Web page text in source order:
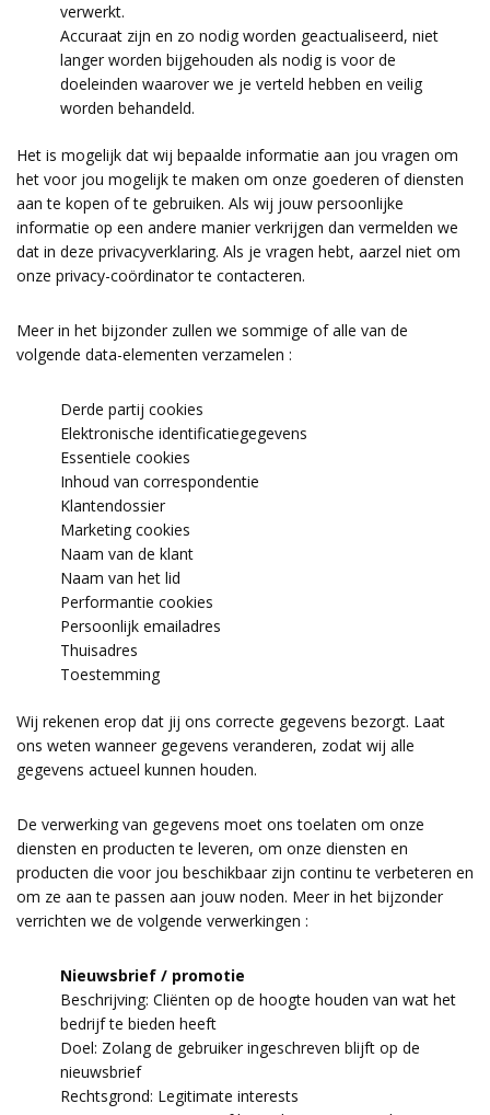
verwerkt.
Accuraat zijn en zo nodig worden geactualiseerd, niet
langer worden bijgehouden als nodig is voor de
doeleinden waarover we je verteld hebben en veilig
worden behandeld.
Het is mogelijk dat wij bepaalde informatie aan jou vragen om
het voor jou mogelijk te maken om onze goederen of diensten
aan te kopen of te gebruiken. Als wij jouw persoonlijke
informatie op een andere manier verkrijgen dan vermelden we
dat in deze privacyverklaring. Als je vragen hebt, aarzel niet om
onze privacy-coördinator te contacteren.
Meer in het bijzonder zullen we sommige of alle van de
volgende data-elementen verzamelen :
Derde partij cookies
Elektronische identificatiegegevens
Essentiele cookies
Inhoud van correspondentie
Klantendossier
Marketing cookies
Naam van de klant
Naam van het lid
Performantie cookies
Persoonlijk emailadres
Thuisadres
Toestemming
Wij rekenen erop dat jij ons correcte gegevens bezorgt. Laat
ons weten wanneer gegevens veranderen, zodat wij alle
gegevens actueel kunnen houden.
De verwerking van gegevens moet ons toelaten om onze
diensten en producten te leveren, om onze diensten en
producten die voor jou beschikbaar zijn continu te verbeteren en
om ze aan te passen aan jouw noden. Meer in het bijzonder
verrichten we de volgende verwerkingen :
Nieuwsbrief / promotie
Beschrijving: Cliënten op de hoogte houden van wat het
bedrijf te bieden heeft
Doel: Zolang de gebruiker ingeschreven blijft op de
nieuwsbrief
Rechtsgrond: Legitimate interests